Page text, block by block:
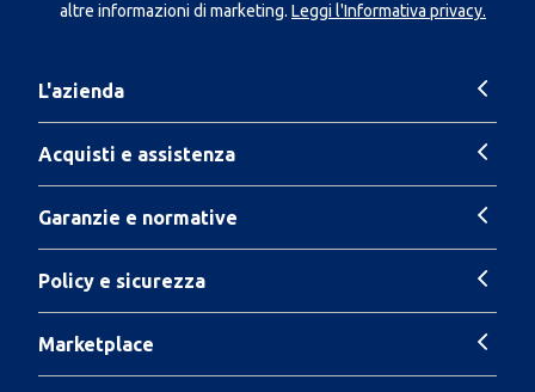
altre informazioni di marketing. Leggi l'Informativa privacy.
L'azienda
Acquisti e assistenza
Garanzie e normative
Policy e sicurezza
Marketplace